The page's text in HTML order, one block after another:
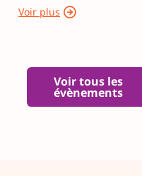
Voir plus
Voir tous les
évènements